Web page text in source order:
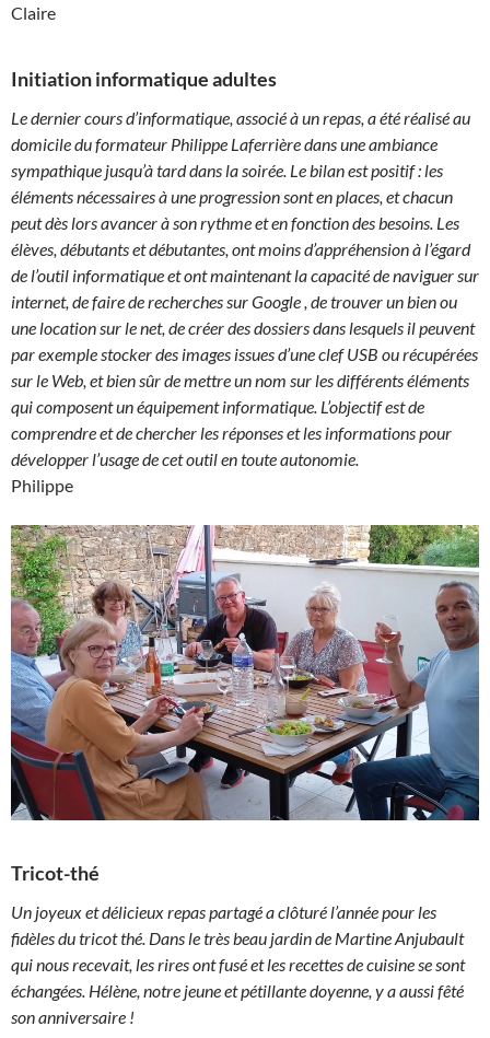
Claire
Initiation informatique adultes
Le dernier cours d’informatique, associé à un repas, a été réalisé au
domicile du formateur Philippe Laferrière dans une ambiance
sympathique jusqu’à tard dans la soirée. Le bilan est positif : les
éléments nécessaires à une progression sont en places, et chacun
peut dès lors avancer à son rythme et en fonction des besoins. Les
élèves, débutants et débutantes, ont moins d’appréhension à l’égard
de l’outil informatique et ont maintenant la capacité de naviguer sur
internet, de faire de recherches sur Google , de trouver un bien ou
une location sur le net, de créer des dossiers dans lesquels il peuvent
par exemple stocker des images issues d’une clef USB ou récupérées
sur le Web, et bien sûr de mettre un nom sur les différents éléments
qui composent un équipement informatique. L’objectif est de
comprendre et de chercher les réponses et les informations pour
développer l’usage de cet outil en toute autonomie.
Philippe
Tricot-thé
Un joyeux et délicieux repas partagé a clôturé l’année pour les
fidèles du tricot thé. Dans le très beau jardin de Martine Anjubault
qui nous recevait, les rires ont fusé et les recettes de cuisine se sont
échangées. Hélène, notre jeune et pétillante doyenne, y a aussi fêté
son anniversaire !